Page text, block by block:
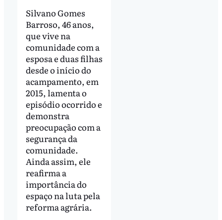
Silvano Gomes
Barroso, 46 anos,
que vive na
comunidade com a
esposa e duas filhas
desde o início do
acampamento, em
2015, lamenta o
episódio ocorrido e
demonstra
preocupação com a
segurança da
comunidade.
Ainda assim, ele
reafirma a
importância do
espaço na luta pela
reforma agrária.